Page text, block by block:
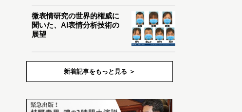
微表情研究の世界的権威に
聞いた、AI表情分析技術の
展望
新着記事をもっと見る